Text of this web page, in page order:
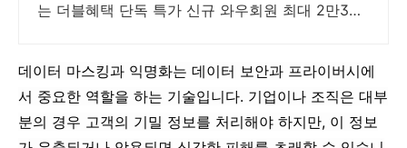
는 더블혜택 단독 특가 신규 와우회원 최대 2만3천
데이터 마스킹과 익명화는 데이터 보안과 프라이버시에
서 중요한 역할을 하는 기술입니다. 기업이나 조직은 대부
분의 경우 고객의 기밀 정보를 처리해야 하지만, 이 정보